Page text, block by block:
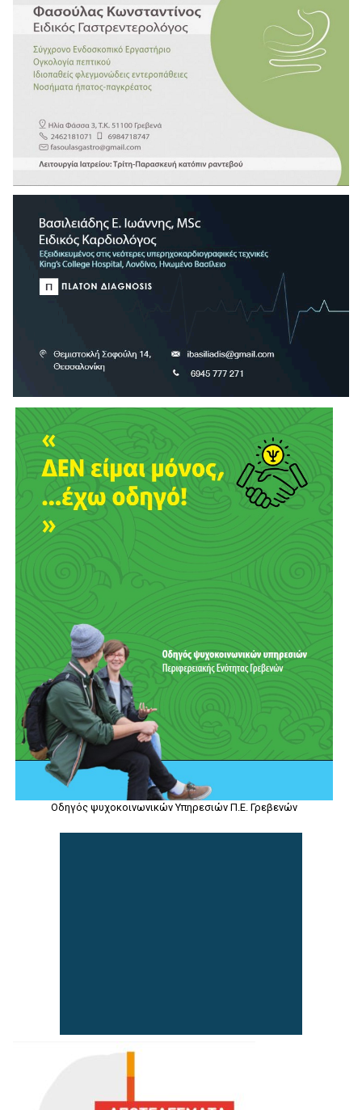
Οδηγός ψυχοκοινωνικών Υπηρεσιών Π.Ε. Γρεβενών